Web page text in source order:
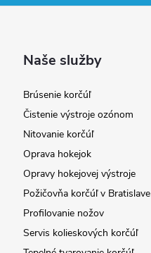
Naše služby
Brúsenie korčúľ
Čistenie výstroje ozónom
Nitovanie korčúľ
Oprava hokejok
Opravy hokejovej výstroje
Požičovňa korčúľ v Bratislave
Profilovanie nožov
Servis kolieskových korčúľ